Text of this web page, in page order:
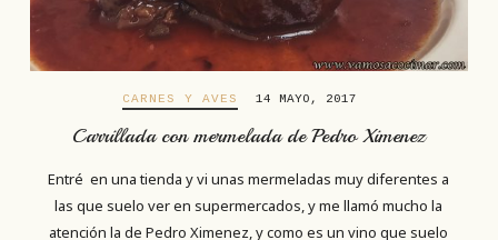
CARNES Y AVES 14 MAYO, 2017
Carrillada con mermelada de Pedro Ximenez
Entré en una tienda y vi unas mermeladas muy diferentes a
las que suelo ver en supermercados, y me llamó mucho la
atención la de Pedro Ximenez, y como es un vino que suelo